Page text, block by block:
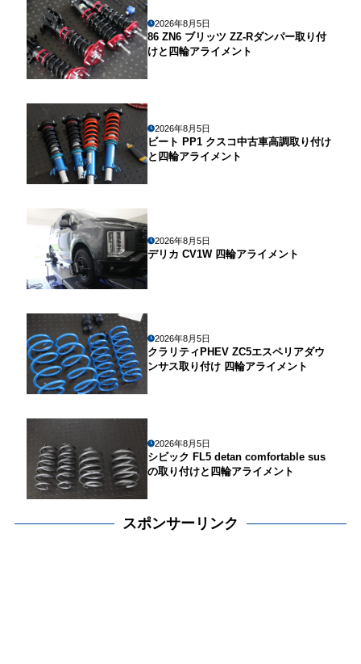
2026年8月5日
86 ZN6 ブリッツ ZZ-Rダンパー取り付
けと四輪アライメント
2026年8月5日
ビート PP1 クスコ中古車高調取り付け
と四輪アライメント
2026年8月5日
デリカ CV1W 四輪アライメント
2026年8月5日
クラリティPHEV ZC5エスペリアダウ
ンサス取り付け 四輪アライメント
2026年8月5日
シビック FL5 detan comfortable sus
の取り付けと四輪アライメント
スポンサーリンク